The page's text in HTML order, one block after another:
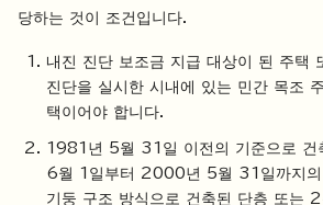
당하는 것이 조건입니다.
내진 진단 보조금 지급 대상이 된 주택
진단을 실시한 시내에 있는 민간 목조
택이어야 합니다.
1981년 5월 31일 이전의 기준으로 건
6월 1일부터 2000년 5월 31일까지의
기둥 구조 방식으로 건축된 단층 또는 2